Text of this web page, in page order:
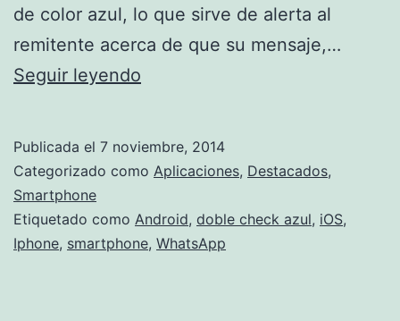
de color azul, lo que sirve de alerta al
remitente acerca de que su mensaje,…
Seguir leyendo
en
Whatsapp
Publicada el 7 noviembre, 2014
Categorizado como Aplicaciones, Destacados,
Smartphone
Etiquetado como Android, doble check azul, iOS,
Iphone, smartphone, WhatsApp